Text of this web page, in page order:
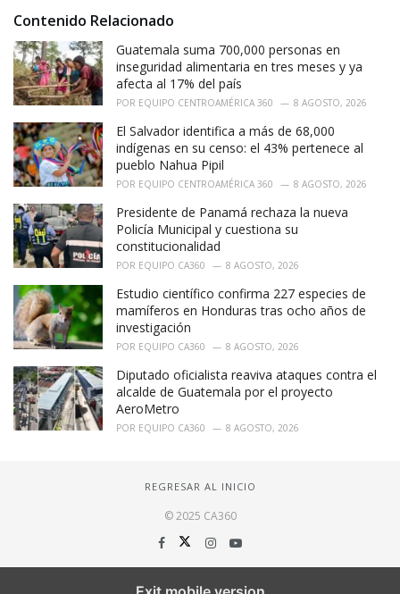
:Contenido Relacionado
Guatemala suma 700,000 personas en
inseguridad alimentaria en tres meses y ya
afecta al 17% del país
POR EQUIPO CENTROAMÉRICA 360 8 AGOSTO, 2026
El Salvador identifica a más de 68,000
indígenas en su censo: el 43% pertenece al
pueblo Nahua Pipil
POR EQUIPO CENTROAMÉRICA 360 8 AGOSTO, 2026
Presidente de Panamá rechaza la nueva
Policía Municipal y cuestiona su
constitucionalidad
POR EQUIPO CA360 8 AGOSTO, 2026
Estudio científico confirma 227 especies de
mamíferos en Honduras tras ocho años de
investigación
POR EQUIPO CA360 8 AGOSTO, 2026
Diputado oficialista reaviva ataques contra el
alcalde de Guatemala por el proyecto
AeroMetro
POR EQUIPO CA360 8 AGOSTO, 2026
REGRESAR AL INICIO
© 2025 CA360